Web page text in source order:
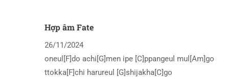
Hợp âm Fate
26/11/2024
oneul[F]do achi[G]men ipe [C]ppangeul mul[Am]go
ttokka[F]chi harureul [G]shijakha[C]go